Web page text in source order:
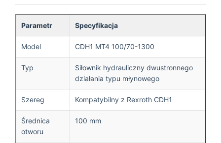
Parametr Specyfikacja
Model CDH1 MT4 100/70-1300
Typ
Siłownik hydrauliczny dwustronnego
działania typu młynowego
Szereg Kompatybilny z Rexroth CDH1
Średnica
otworu
100 mm